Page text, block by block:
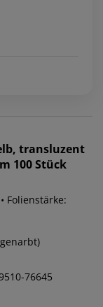
transluzent
100 Stück
Folienstärke:
76645